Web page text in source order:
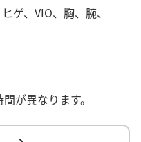
ゲ、VIO、胸、腕、
が異なります。